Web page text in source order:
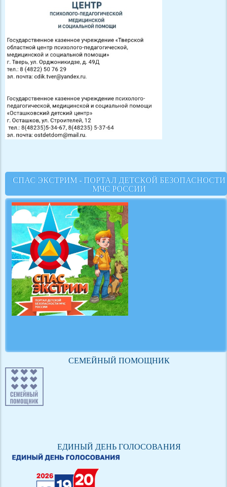
СПАС ЭКСТРИМ - ПОРТАЛ ДЕТСКОЙ БЕЗОПАСНОСТИ
МЧС РОССИИ
СЕМЕЙНЫЙ ПОМОЩНИК
ЕДИНЫЙ ДЕНЬ ГОЛОСОВАНИЯ